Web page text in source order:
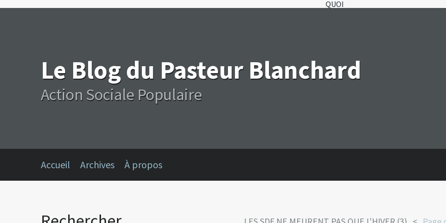
QUOI
Le Blog du Pasteur Blanchard
Action Sociale Populaire
Accueil Archives À propos